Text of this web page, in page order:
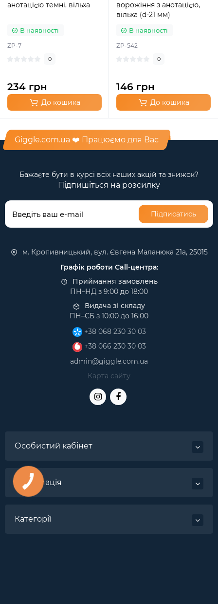
анотацією темні, вільха
В наявності
ZP-7
0
234 грн
До кошика
ворожіння з анотацією,
вільха (d-21 мм)
В наявності
ZP-542
0
146 грн
До кошика
Giggle.com.ua ❤️ Працюємо для Вас
Бажаєте бути в курсі всіх наших акцій та знижок?
Підпишіться на розсилку
Підписатись
м. Кропивницький, вул. Євгена Маланюка 21а, 25015
Графік роботи Call-центра:
Приймання замовлень
ПН–НД з 9:00 до 18:00
Видача зі складу
ПН–СБ з 10:00 до 16:00
+38 068 230 30 03
+38 066 230 30 03
admin@giggle.com.ua
Карта сайту
Особистий кабінет
Інформація
Категорії